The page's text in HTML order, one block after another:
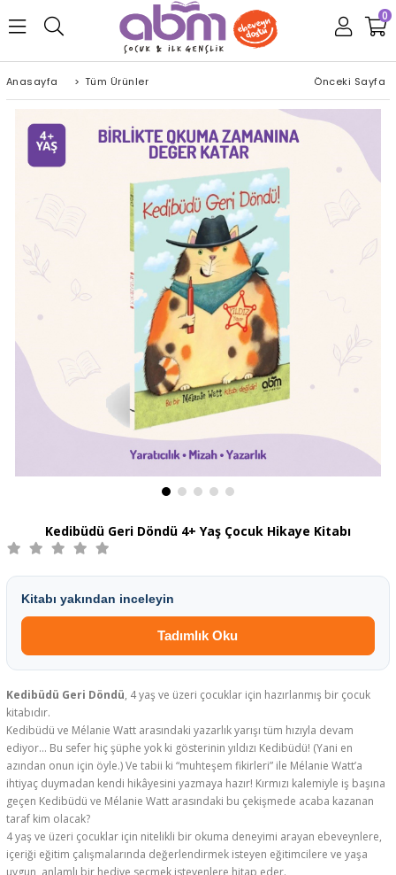
0
Anasayfa > Tüm Ürünler Önceki Sayfa
Kedibüdü Geri Döndü 4+ Yaş Çocuk Hikaye Kitabı
Kitabı yakından inceleyin
Tadımlık Oku
Kedibüdü Geri Döndü, 4 yaş ve üzeri çocuklar için hazırlanmış bir çocuk
kitabıdır.
Kedibüdü ve Mélanie Watt arasındaki yazarlık yarışı tüm hızıyla devam
ediyor… Bu sefer hiç şüphe yok ki gösterinin yıldızı Kedibüdü! (Yani en
azından onun için öyle.) Ve tabii ki “muhteşem fikirleri” ile Mélanie Watt’a
ihtiyaç duymadan kendi hikâyesini yazmaya hazır! Kırmızı kalemiyle iş başına
geçen Kedibüdü ve Mélanie Watt arasındaki bu çekişmede acaba kazanan
taraf kim olacak?
4 yaş ve üzeri çocuklar için nitelikli bir okuma deneyimi arayan ebeveynlere,
içeriği eğitim çalışmalarında değerlendirmek isteyen eğitimcilere ve yaşa
uygun, anlamlı bir hediye seçmek isteyenlere hitap eder.